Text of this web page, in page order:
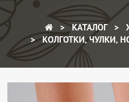
КАТАЛОГ
КОЛГОТКИ, ЧУЛКИ,